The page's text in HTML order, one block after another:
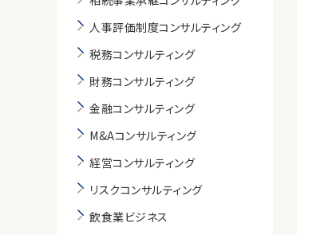
人事評価制度コンサルティング
税務コンサルティング
財務コンサルティング
金融コンサルティング
M&Aコンサルティング
経営コンサルティング
リスクコンサルティング
飲食業ビジネス